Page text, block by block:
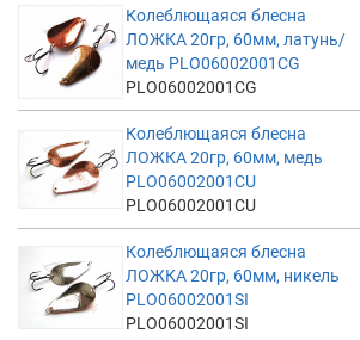
Колеблющаяся блесна
ЛОЖКА 20гр, 60мм, латунь/
медь PLO06002001CG
PLO06002001CG
Колеблющаяся блесна
ЛОЖКА 20гр, 60мм, медь
PLO06002001CU
PLO06002001CU
Колеблющаяся блесна
ЛОЖКА 20гр, 60мм, никель
PLO06002001SI
PLO06002001SI